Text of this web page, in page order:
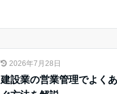
2026年7月28日
建設業の営業管理でよく